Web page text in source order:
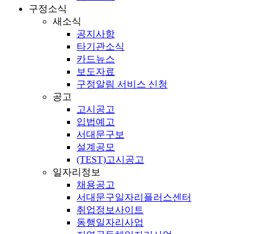
구정소식
새소식
공지사항
타기관소식
카드뉴스
보도자료
구정알림 서비스 신청
공고
고시공고
입법예고
서대문구보
설계공모
(TEST)고시공고
일자리정보
채용공고
서대문구일자리플러스센터
취업정보사이트
동행일자리사업